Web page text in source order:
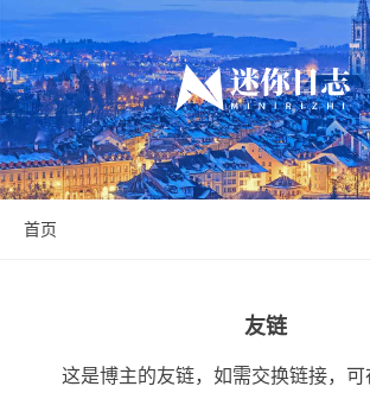
首页
友链
这是博主的友链，如需交换链接，可